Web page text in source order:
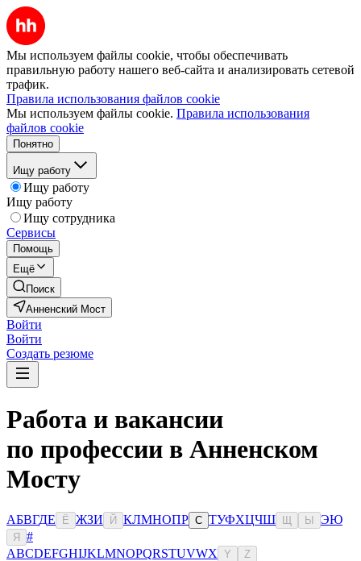
Мы используем файлы cookie, чтобы обеспечивать
правильную работу нашего веб-сайта и анализировать сетевой
трафик.
Правила использования файлов cookie
Мы используем файлы cookie. Правила использования
файлов cookie
Понятно
Ищу работу
Ищу работу
Ищу работу
Ищу сотрудника
Сервисы
Помощь
Ещё
Поиск
Анненский Мост
Войти
Войти
Создать резюме
Работа и вакансии
по профессии в Анненском
Мосту
АБВГДЕ Ё ЖЗИ Й КЛМНОПР С ТУФХЦЧШ Ы ЭЮ
Я
#
ABCDEFGHIJKLMNOPQRSTUVWX Y Z